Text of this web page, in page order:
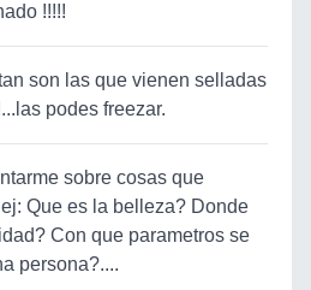
!!!!!
son las que vienen selladas
podes freezar.
sobre cosas que
Que es la belleza? Donde
Con que parametros se
persona?....